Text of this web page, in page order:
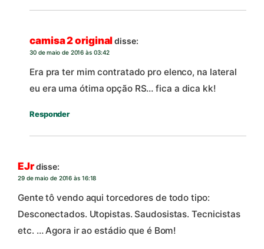
camisa 2 originaldisse:
30 de maio de 2016 às 03:42
Era pra ter mim contratado pro elenco, na lateral
eu era uma ótima opção RS… fica a dica kk!
Responder
EJrdisse:
29 de maio de 2016 às 16:18
Gente tô vendo aqui torcedores de todo tipo:
Desconectados. Utopistas. Saudosistas. Tecnicistas
etc. … Agora ir ao estádio que é Bom!